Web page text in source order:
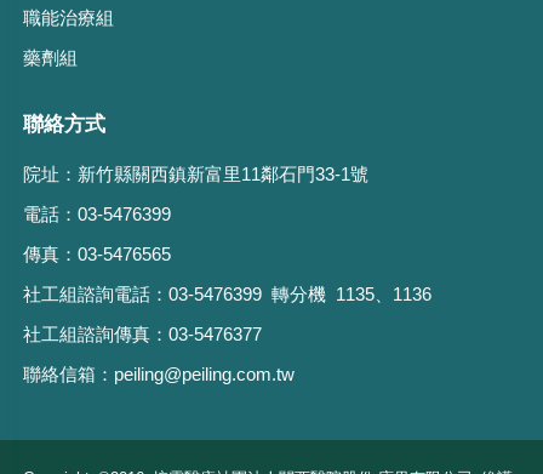
職能治療組
藥劑組
聯絡方式
院址： 新竹縣關西鎮新富里11鄰石門33-1號
電話： 03-5476399
傳真： 03-5476565
社工組諮詢電話： 03-5476399 轉分機 1135、1136
社工組諮詢傳真： 03-5476377
聯絡信箱： peiling@peiling.com.tw